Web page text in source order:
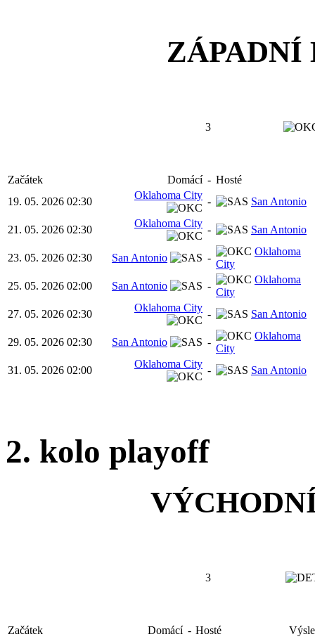
ZÁPADNÍ
3
Začátek Domácí - Hosté
19. 05. 2026 02:30
Oklahoma City
- San Antonio
21. 05. 2026 02:30
Oklahoma City
- San Antonio
23. 05. 2026 02:30 San Antonio -
Oklahoma
City
25. 05. 2026 02:00
San Antonio -
Oklahoma
City
27. 05. 2026 02:30
Oklahoma City
- San Antonio
29. 05. 2026 02:30 San Antonio -
Oklahoma
City
31. 05. 2026 02:00
Oklahoma City
- San Antonio
2. kolo playoff
3
Začátek Domácí - Hosté